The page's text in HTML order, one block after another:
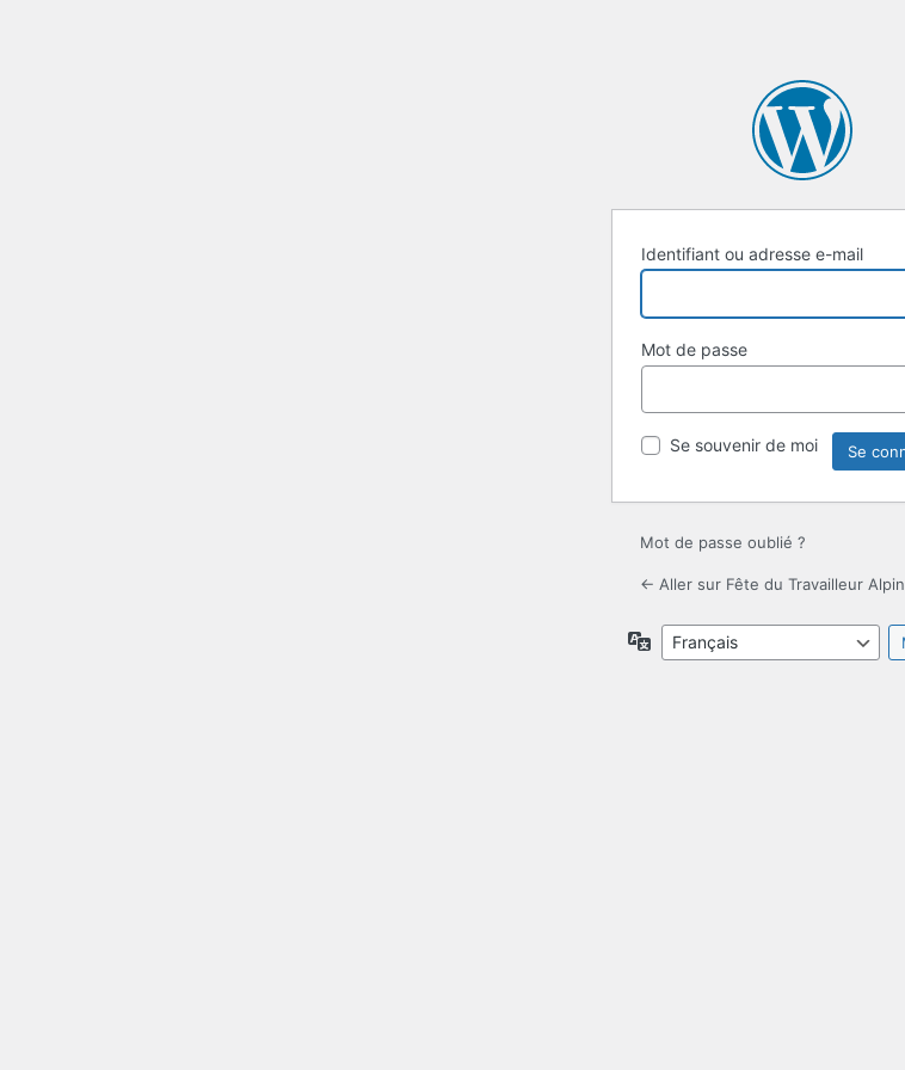
Identifiant ou adresse e-mail
Mot de passe
Se souvenir de moi
Mot de passe oublié ?
← Aller sur Fête du Travailleur Alpin
Langue